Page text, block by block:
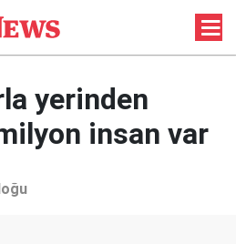
yerinden
insan var